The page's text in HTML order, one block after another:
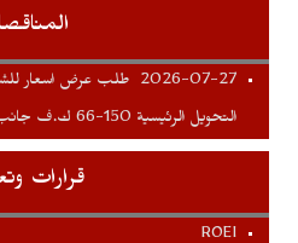
2026-07-27 طلب عرض اسعار
التحويل الرئيسية 150-66 ك.ف جانب معمل ذوق
قرارات
ROEI